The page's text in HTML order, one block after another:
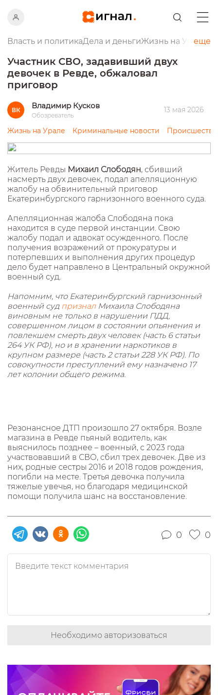
Власть и политикаДела и деньгиЖизнь на Урале
еще
Участник СВО, задавивший двух
девочек в Ревде, обжаловал
приговор
ВК Владимир Кусков
Обозреватель
13 мая 2026
Жизнь на Урале Криминальные новости
Житель Ревды Михаил Слободян, сбивший
насмерть двух девочек, подал апелляционную
жалобу на обвинительный приговор
Екатеринбургского гарнизонного военного суда.
Апелляционная жалоба Слободяна пока
находится в суде первой инстанции. Свою
жалобу подал и адвокат осужденного. После
получения возражений от прокуратуры и
потерпевших и выполнения других процедур
дело будет направлено в Центральный окружной
военный суд.
Напомним, что Екатеринбургский гарнизонный
военный суд призналМихаила Слободяна
виновным не только в нарушении ПДД,
совершенном лицом в состоянии опьянения и
повлекшем смерть двух человек (часть 6 статьи
264 УК РФ), но и в хранении наркотиков в
крупном размере (часть 2 статьи 228 УК РФ). По
совокупности преступлений ему назначено 17
лет колонии общего режима.
Резонансное ДТП произошло 27 октября. Возле
магазина в Ревде пьяный водитель, как
выяснилось позднее – военный, с 2023 года
участвовавший в СВО, сбил трех девочек. Две из
них, родные сестры 2016 и 2018 годов рождения,
погибли на месте. Третья девочка получила
тяжелые увечья, но благодаря медицинской
помощи получила шанс на восстановление.
0 0
Необходимо авторизоваться